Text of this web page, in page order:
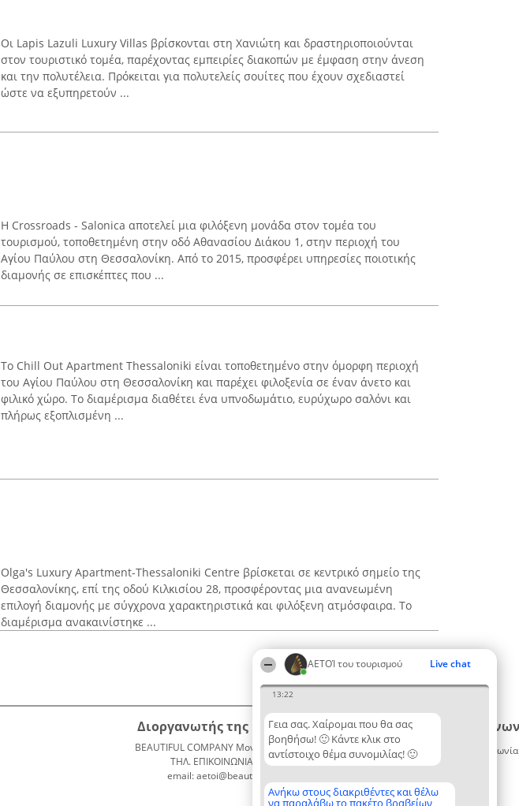
ΑΕΤΟΊ του τουρισμού Live chat
13:22
Γεια σας. Χαίρομαι που θα σας
βοηθήσω! 🙂 Κάντε κλικ στο
αντίστοιχο θέμα συνομιλίας! 🙂
Ανήκω στους διακριθέντες και θέλω
να παραλάβω το πακέτο βραβείων
Οι Lapis Lazuli Luxury Villas βρίσκονται στη Χανιώτη και δραστηριοποιούνται
στον τουριστικό τομέα, παρέχοντας εμπειρίες διακοπών με έμφαση στην άνεση
και την πολυτέλεια. Πρόκειται για πολυτελείς σουίτες που έχουν σχεδιαστεί
ώστε να εξυπηρετούν ...
Η Crossroads - Salonica αποτελεί μια φιλόξενη μονάδα στον τομέα του
τουρισμού, τοποθετημένη στην οδό Αθανασίου Διάκου 1, στην περιοχή του
Αγίου Παύλου στη Θεσσαλονίκη. Από το 2015, προσφέρει υπηρεσίες ποιοτικής
διαμονής σε επισκέπτες που ...
Το Chill Out Apartment Thessaloniki είναι τοποθετημένο στην όμορφη περιοχή
του Αγίου Παύλου στη Θεσσαλονίκη και παρέχει φιλοξενία σε έναν άνετο και
φιλικό χώρο. Το διαμέρισμα διαθέτει ένα υπνοδωμάτιο, ευρύχωρο σαλόνι και
πλήρως εξοπλισμένη ...
Olga's Luxury Apartment-Thessaloniki Centre βρίσκεται σε κεντρικό σημείο της
Θεσσαλονίκης, επί της οδού Κιλκισίου 28, προσφέροντας μια ανανεωμένη
επιλογή διαμονής με σύγχρονα χαρακτηριστικά και φιλόξενη ατμόσφαιρα. Το
διαμέρισμα ανακαινίστηκε ...
Διοργανωτής της κατάταξης
BEAUTIFUL COMPANY Μονοπρόσωπη ΙΚΕ
ΤΗΛ. ΕΠΙΚΟΙΝΩΝΙΑΣ: 2104128019
email: aetoi@beautifulcompany.co
Κατάταξη
Διακριθέντες
Λίστα
διακριθέντων
Επικοινωνία